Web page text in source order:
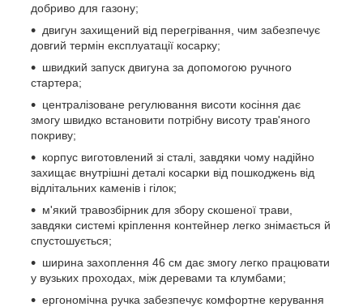
добриво для газону;
двигун захищений від перегрівання, чим забезпечує
довгий термін експлуатації косарку;
швидкий запуск двигуна за допомогою ручного
стартера;
централізоване регулювання висоти косіння дає
змогу швидко встановити потрібну висоту трав'яного
покриву;
корпус виготовлений зі сталі, завдяки чому надійно
захищає внутрішні деталі косарки від пошкоджень від
відлітальних каменів і гілок;
м'який травозбірник для збору скошеної трави,
завдяки системі кріплення контейнер легко знімається й
спустошується;
ширина захоплення 46 см дає змогу легко працювати
у вузьких проходах, між деревами та клумбами;
ергономічна ручка забезпечує комфортне керування